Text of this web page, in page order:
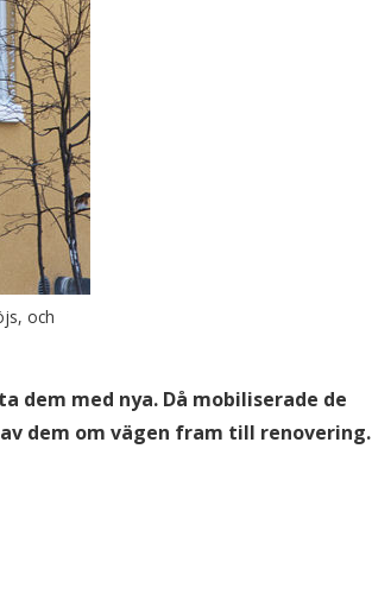
och
med nya. Då mobiliserade de
dem om vägen fram till renovering.